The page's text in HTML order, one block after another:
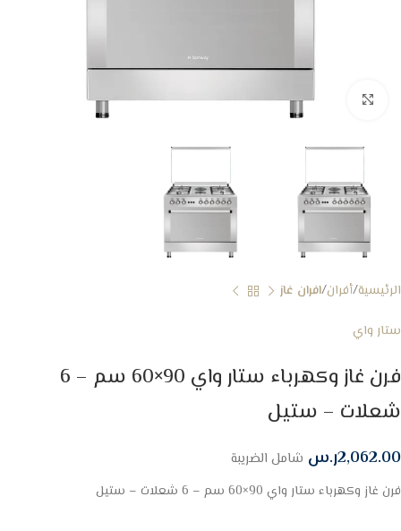
Click to enlarge
الرئيسية أفران افران غاز
ستار واي
فرن غاز وكهرباء ستار واي 90×60 سم – 6
شعلات – ستيل
2,062.00ر.س شامل الضريبة
فرن غاز وكهرباء ستار واي 90×60 سم – 6 شعلات – ستيل